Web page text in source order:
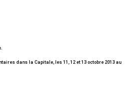
dans la Capitale, les 11, 12 et 13 octobre 2013 au